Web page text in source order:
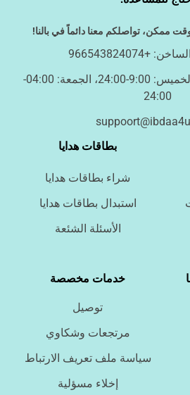
وقت ممكن، تواصلكم معنا دائماً في بالنا!
+966543824074
من السبت إلى الخميس: 9:00-24:00، الجمعة: 04:00-
24:00
suppoort@ibdaa4u
بطاقات هدايا
شراء بطاقات هدايا
استبدال بطاقات هدايا
الأسئلة الشئعة
خدمات مخصصة
توصيل
مرتجعات وشكاوي
سياسة ملف تعريف الارتباط
إخلاء مسؤلية